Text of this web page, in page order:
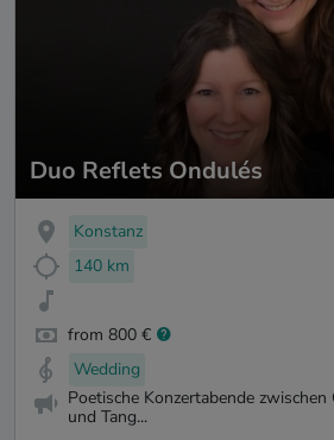
Duo Reflets Ondulés
Konstanz
140 km
from 800 €
Wedding
Poetische Konzertabende
und Tang...